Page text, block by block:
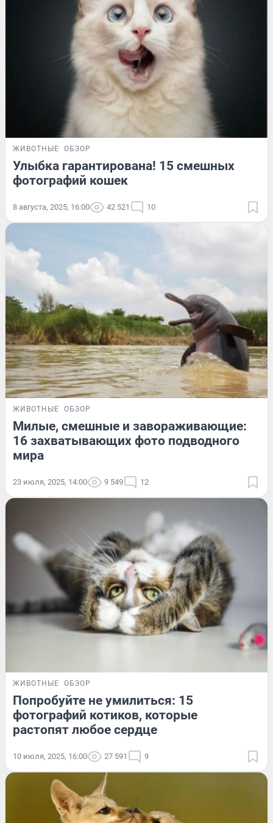
ЖИВОТНЫЕ ОБЗОР
Улыбка гарантирована! 15 смешных
фотографий кошек
8 августа, 2025, 16:00 42 521 10
ЖИВОТНЫЕ ОБЗОР
Милые, смешные и завораживающие:
16 захватывающих фото подводного
мира
23 июля, 2025, 14:00 9 549 12
ЖИВОТНЫЕ ОБЗОР
Попробуйте не умилиться: 15
фотографий котиков, которые
растопят любое сердце
10 июля, 2025, 16:00 27 591 9